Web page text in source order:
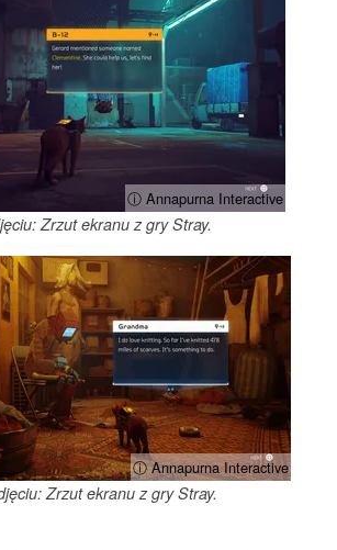
ⓘ Annapurna Interactive
Zrzut ekranu z gry Stray.
ⓘ Annapurna Interactive
Zrzut ekranu z gry Stray.